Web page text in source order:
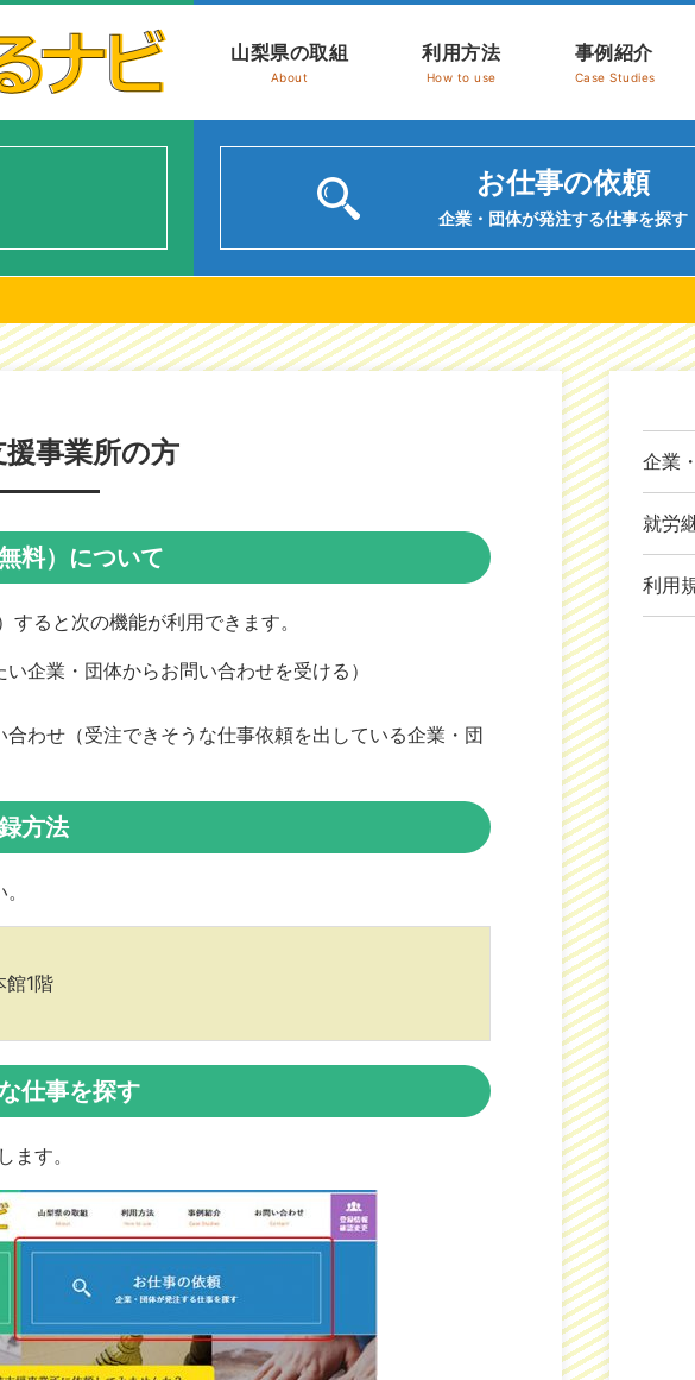
山梨県の取組
About
利用方法
How to use
事例紹介
Case Studies
お仕事の依頼
企業・団体が発注する仕事を探す
事業所の方
料）について
ると次の機能が利用できます。
企業・団体からお問い合わせを受ける）
わせ（受注できそうな仕事依頼を出している企業・団
方法
1階
仕事を探す
す。
企業
就労
利用